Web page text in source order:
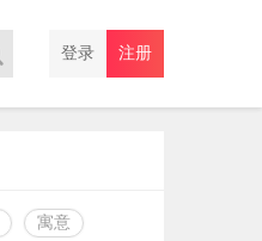
注册
登录
寓意